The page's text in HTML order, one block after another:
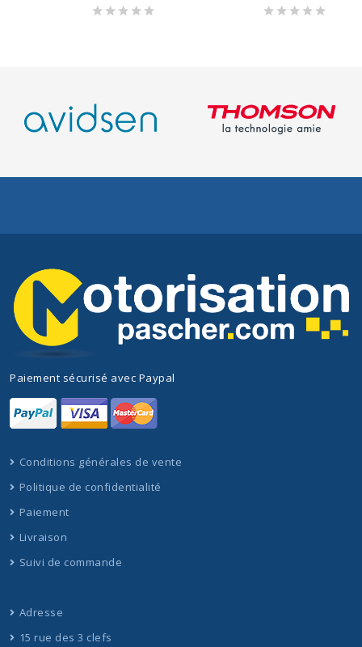
Paiement sécurisé avec Paypal
Conditions générales de vente
Politique de confidentialité
Paiement
Livraison
Suivi de commande
Adresse
15 rue des 3 clefs